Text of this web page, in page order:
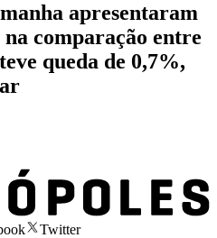
apresentaram
comparação entre
queda de 0,7%,
Twitter